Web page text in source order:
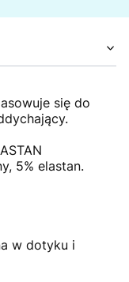
się do
5% elastan.
w dotyku i